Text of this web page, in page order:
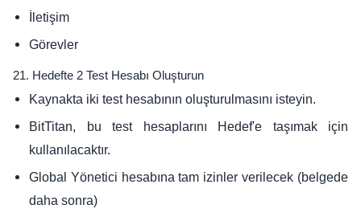
İletişim
Görevler
21. Hedefte 2 Test Hesabı Oluşturun
Kaynakta iki test hesabının oluşturulmasını isteyin.
BitTitan, bu test hesaplarını Hedef'e taşımak için
kullanılacaktır.
Global Yönetici hesabına tam izinler verilecek (belgede
daha sonra)